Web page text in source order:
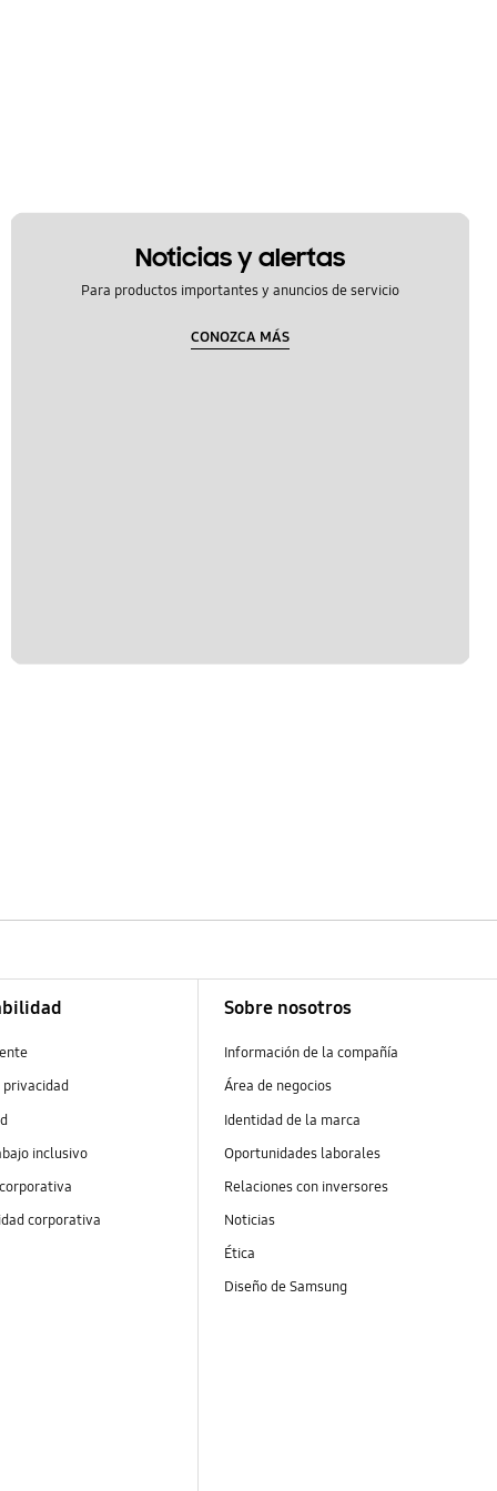
Noticias y alertas
Para productos importantes y anuncios de servicio
CONOZCA MÁS
privacidad
inclusivo
corporativa
Sobre nosotros
Información de la compañía
Área de negocios
Identidad de la marca
Oportunidades laborales
Relaciones con inversores
Noticias
Ética
Diseño de Samsung